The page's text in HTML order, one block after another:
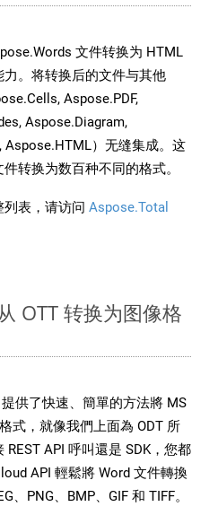
文件转换为 HTML
。将转换后的文件与其他
Aspose.PDF,
Aspose.Diagram,
Aspose.HTML）无缝集成。这
转换为数百种不同的格式。
表，请访问 Aspose.Total
OTT 转换为图像格
供了快速、簡單的方法將 MS
式，就像我們上面為 ODT 所
API 呼叫還是 SDK，您都
API 輕鬆將 Word 文件轉換
、PNG、BMP、GIF 和 TIFF。